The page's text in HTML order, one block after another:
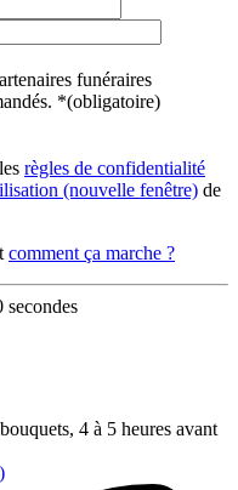
funéraires
*(obligatoire)
règles de confidentialité
(nouvelle fenêtre) de
comment ça marche ?
secondes
4 à 5 heures avant